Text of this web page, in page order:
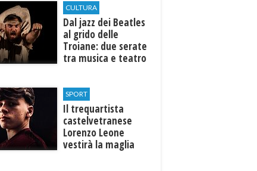
Castelvetrano."
CULTURA
Dal jazz dei Beatles
al grido delle
Troiane: due serate
tra musica e teatro
SPORT
Il trequartista
castelvetranese
Lorenzo Leone
vestirà la maglia